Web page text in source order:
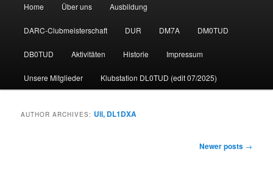
Home Über uns Ausbildung
DARC-Clubmeisterschaft DUR DM7A DM0TUD
DB0TUD Aktivitäten Historie Impressum
Unsere Mitglieder Klubstation DL0TUD (edit 07/2025)
AUTHOR ARCHIVES: Uli, DL1DXA
Newer posts →